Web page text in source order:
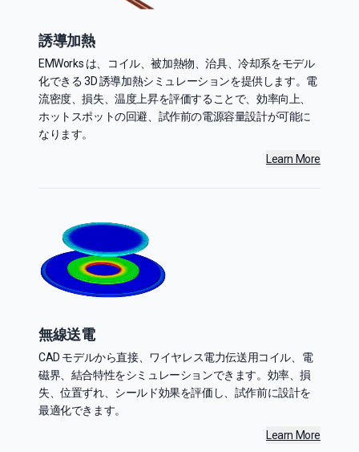
誘導加熱
EMWorks は、コイル、被加熱物、治具、冷却系をモデル
化できる 3D 誘導加熱シミュレーションを提供します。電
流密度、損失、温度上昇を評価することで、効率向上、
ホットスポットの回避、試作前の電源容量設計が可能に
なります。
Learn More
無線送電
CAD モデルから直接、ワイヤレス電力伝送用コイル、電
磁界、結合特性をシミュレーションできます。効率、損
失、位置ずれ、シールド効果を評価し、試作前に設計を
最適化できます。
Learn More